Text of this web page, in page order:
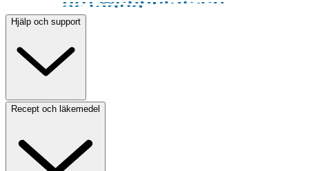
Hjälp och support
Recept och läkemedel